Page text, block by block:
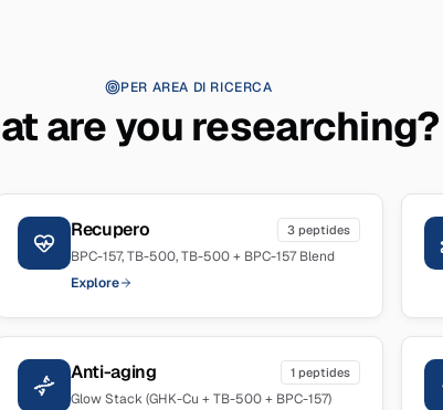
PER AREA DI RICERCA
are you researching?
Recupero 3 peptides
BPC-157, TB-500, TB-500 + BPC-157 Blend
Explore
Anti-aging 1 peptides
Glow Stack (GHK-Cu + TB-500 + BPC-157)